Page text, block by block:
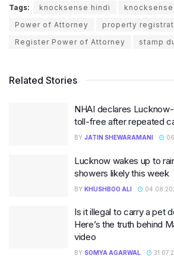
Tags: knocksense hindi
Power of Attorney
property
Register Power of Attorney
stamp
Related Stories
NHAI declares
toll-free after repeated
BY JATIN SHEWARAMANI
Lucknow wakes up to
showers likely this week
BY KHUSHBOO ALI
Is it illegal to carry a pet
Here’s the truth behind
video
BY SOMYA AGARWAL